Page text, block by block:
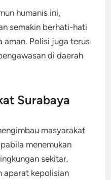
humanis ini,
semakin berhati-hati
aman. Polisi juga terus
di daerah
Surabaya
masyarakat
menemukan
sekitar.
aparat kepolisian